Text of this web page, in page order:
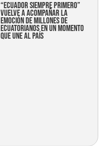
“Ecuador siempre primero”
vuelve a acompañar la
emoción de millones de
ecuatorianos en un momento
que une al país